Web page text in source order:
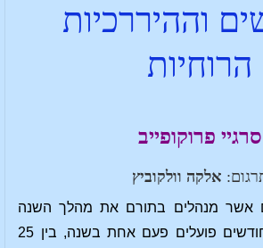
וההיררכיות
הרוחיות
סרגיי פרוקופייב
אלקה וולקוביץ
אשר מנהלים בתורם את מהלך השנה
במשך שנים עשר חודשים פועלים פעם אחת בשנה, בין 25